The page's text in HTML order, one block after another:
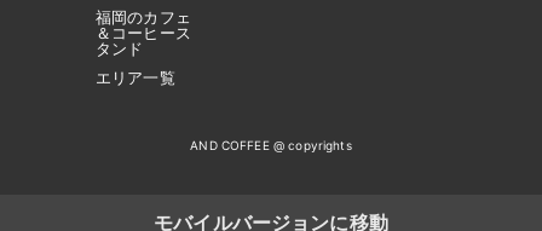
福岡のカフェ
＆コーヒース
タンド
エリア一覧
AND COFFEE @ copyrights
モバイルバージョンに移動